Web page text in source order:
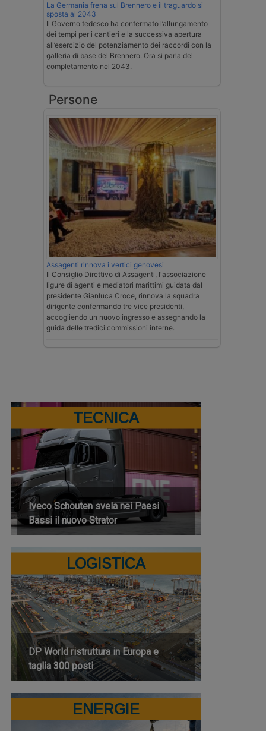
La Germania frena sul Brennero e il traguardo si
sposta al 2043
Il Governo tedesco ha confermato l’allungamento
dei tempi per i cantieri e la successiva apertura
all’esercizio del potenziamento dei raccordi con la
galleria di base del Brennero. Ora si parla del
completamento nel 2043.
Persone
Assagenti rinnova i vertici genovesi
Il Consiglio Direttivo di Assagenti, l'associazione
ligure di agenti e mediatori marittimi guidata dal
presidente Gianluca Croce, rinnova la squadra
dirigente confermando tre vice presidenti,
accogliendo un nuovo ingresso e assegnando la
guida delle tredici commissioni interne.
TECNICA
Iveco Schouten svela nei Paesi
Bassi il nuovo Strator
LOGISTICA
DP World ristruttura in Europa e
taglia 300 posti
ENERGIE